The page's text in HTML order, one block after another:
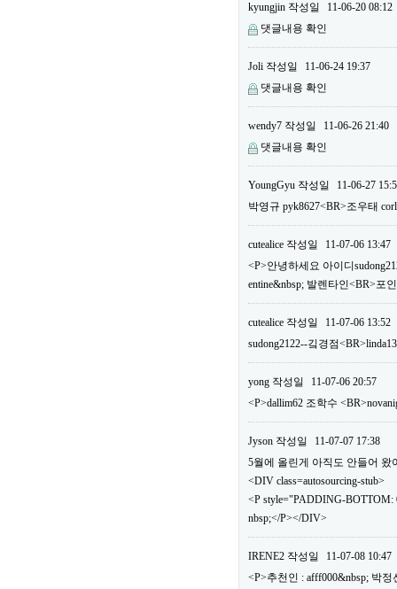
kyungjin 작성일
11-06-20 08:12
댓글내용 확인
Joli 작성일
11-06-24 19:37
댓글내용 확인
wendy7 작성일
11-06-26 21:40
댓글내용 확인
YoungGyu 작성일
11-06-27
박영규 pyk8627<BR>조우태
cutealice 작성일
11-07-06 13:47
<P>안녕하세요 아이디
entine&nbsp; 발렌타인<BR>포
cutealice 작성일
11-07-06 13:52
sudong2122--깈경점
yong 작성일
11-07-06 20:57
<P>dallim62 조학수
Jyson 작성일
11-07-07 17:38
5월에 올린게 아직도 안들어 왔
<DIV class=autosourcing-stub>
<P style="PADDING-
nbsp;</P></DIV>
IRENE2 작성일
11-07-08 10:47
<P>추천인 : afff000&nbsp; 박